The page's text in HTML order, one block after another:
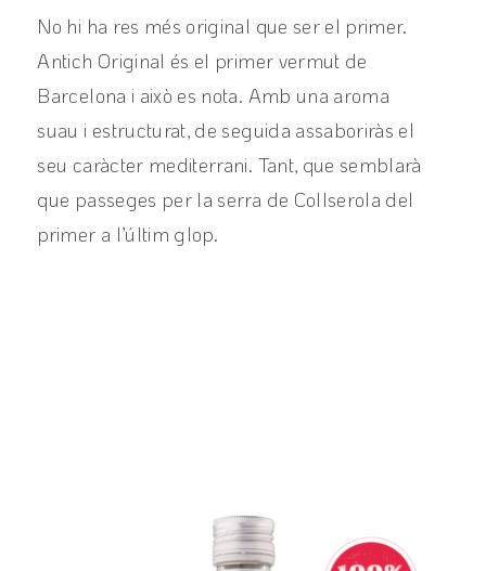
No hi ha res més original que ser el primer.
Antich Original és el primer vermut de
Barcelona i això es nota. Amb una aroma
suau i estructurat, de seguida assaboriràs el
seu caràcter mediterrani. Tant, que semblarà
que passeges per la serra de Collserola del
primer a l’últim glop.